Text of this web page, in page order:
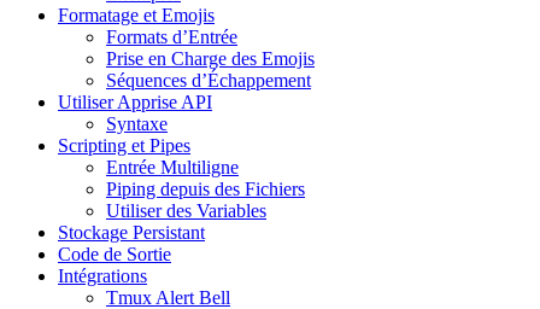
Formatage et Emojis
Formats d’Entrée
Prise en Charge des Emojis
Séquences d’Échappement
Utiliser Apprise API
Syntaxe
Scripting et Pipes
Entrée Multiligne
Piping depuis des Fichiers
Utiliser des Variables
Stockage Persistant
Code de Sortie
Intégrations
Tmux Alert Bell